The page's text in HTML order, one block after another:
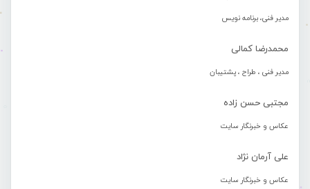
مدیر فنی، برنامه نویس
محمدرضا کمالی
مدیر فنی ، طراح ، پشتیبان
مجتبی حسن زاده
عکاس و خبرنگار سایت
علی آرمان نژاد
عکاس و خبرنگار سایت